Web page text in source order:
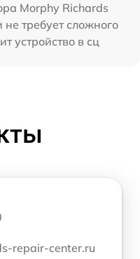
Morphy Richards
требует сложного
устройство в сц
repair-center.ru